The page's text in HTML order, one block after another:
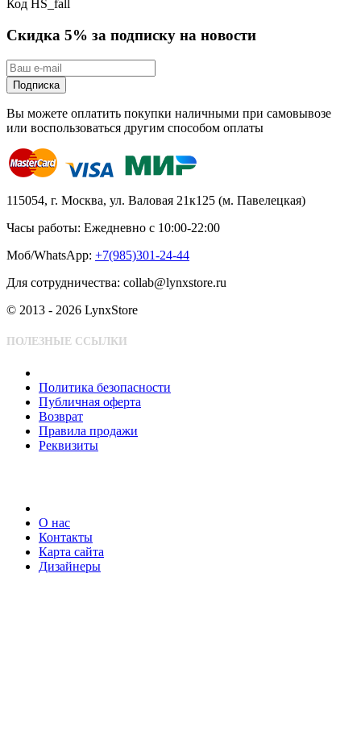
Код HS_fall
Скидка 5% за подписку на новости
Подписка
Вы можете оплатить покупки наличными при самовывозе
или воспользоваться другим способом оплаты
115054, г. Москва, ул. Валовая 21к125 (м. Павелецкая)
Часы работы: Ежедневно с 10:00-22:00
Моб/WhatsApp: +7(985)301-24-44
Для сотрудничества: collab@lynxstore.ru
© 2013 - 2026 LynxStore
ПОЛЕЗНЫЕ ССЫЛКИ
Политика безопасности
Публичная оферта
Возврат
Правила продажи
Реквизиты
О нас
Контакты
Карта сайта
Дизайнеры